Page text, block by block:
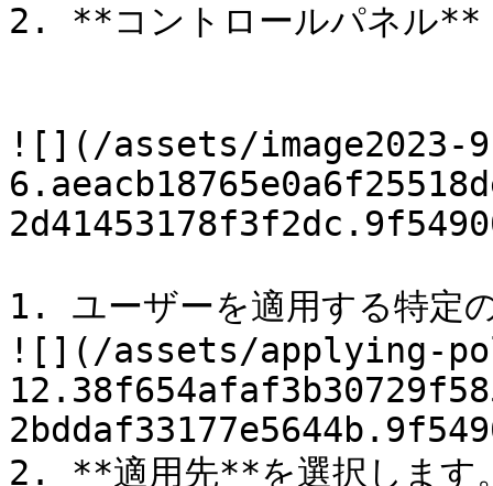
2. **コントロールパネル
![](/assets/image2023-
1. ユーザーを適用する特定
![](/assets/applying-
2. **適用先**を選択します